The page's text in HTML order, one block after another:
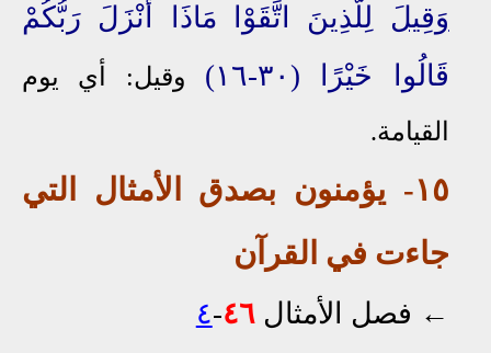
وَقِيلَ لِلَّذِينَ اتَّقَوْا مَاذَا أَنْزَلَ رَبُّكُمْ
قَالُوا خَيْرًا (٣٠-١٦)
وقيل: أي يوم
القيامة.
١٥- يؤمنون بصدق الأمثال التي
جاءت في القرآن
← فصل الأمثال٤٦-٤